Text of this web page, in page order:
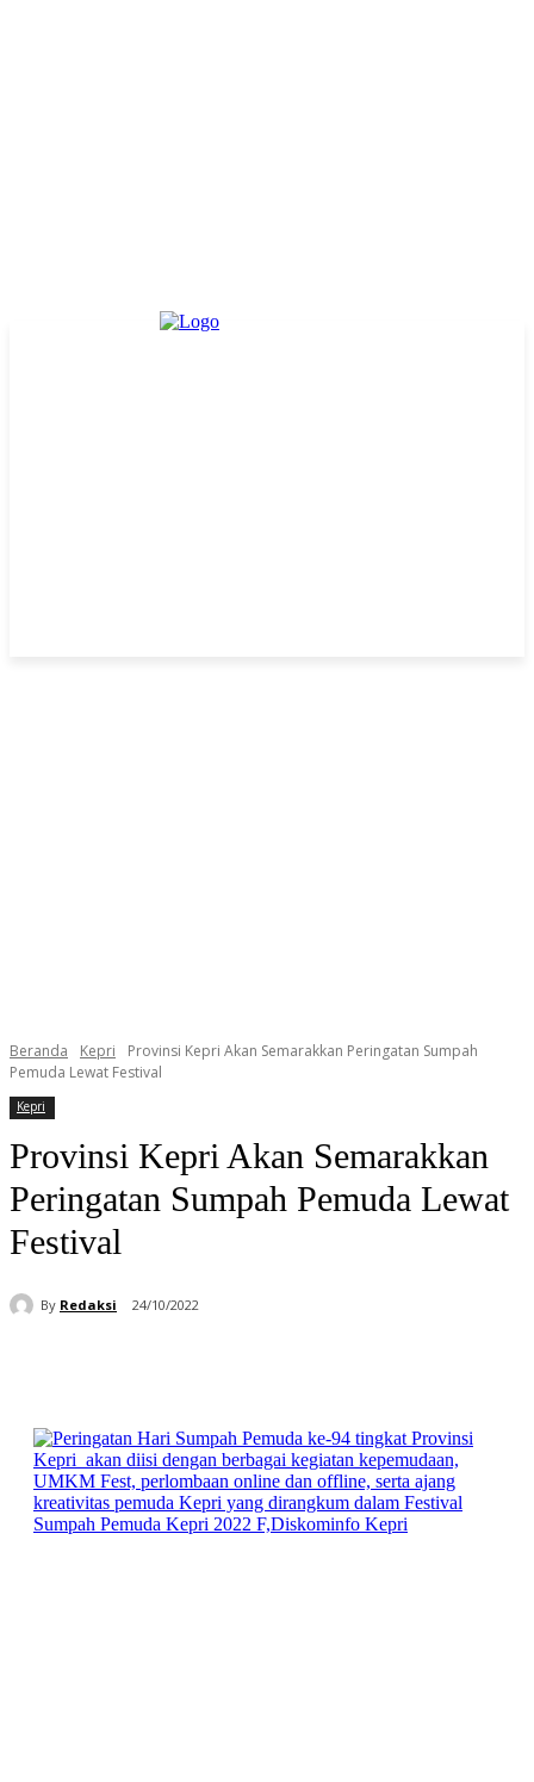
Beranda Kepri
Provinsi Kepri Akan Semarakkan Peringatan Sumpah
Pemuda Lewat Festival
Kepri
Provinsi Kepri Akan Semarakkan
Peringatan Sumpah Pemuda Lewat
Festival
By Redaksi 24/10/2022